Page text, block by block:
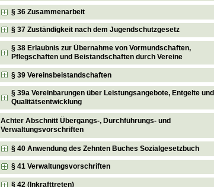
§ 36 Zusammenarbeit
§ 37 Zuständigkeit nach dem Jugendschutzgesetz
§ 38 Erlaubnis zur Übernahme von Vormundschaften,
Pflegschaften und Beistandschaften durch Vereine
§ 39 Vereinsbeistandschaften
§ 39a Vereinbarungen über Leistungsangebote, Entgelte und
Qualitätsentwicklung
Achter Abschnitt Übergangs-, Durchführungs- und
Verwaltungsvorschriften
§ 40 Anwendung des Zehnten Buches Sozialgesetzbuch
§ 41 Verwaltungsvorschriften
§ 42 (Inkrafttreten)